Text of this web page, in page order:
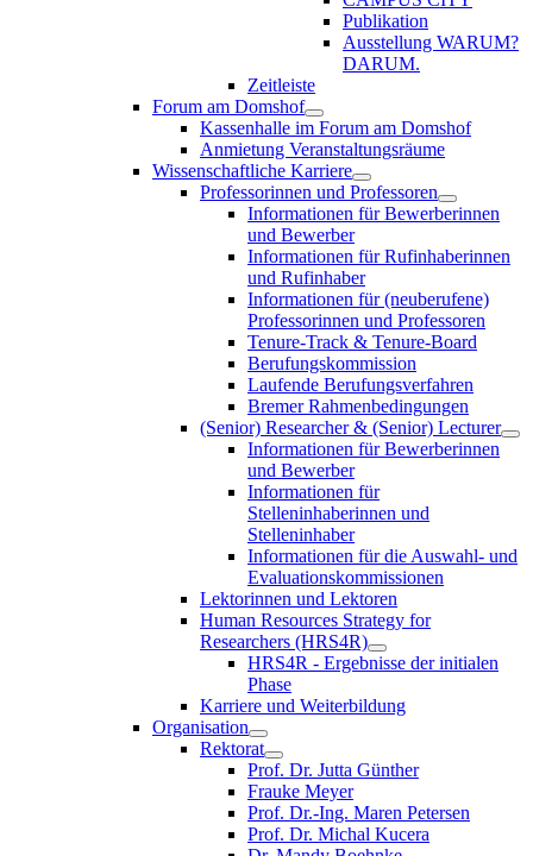
Publikation
Ausstellung WARUM?
DARUM.
Zeitleiste
Forum am Domshof
Kassenhalle im Forum am Domshof
Anmietung Veranstaltungsräume
Wissenschaftliche Karriere
Professorinnen und Professoren
Informationen für Bewerberinnen
und Bewerber
Informationen für Rufinhaberinnen
und Rufinhaber
Informationen für (neuberufene)
Professorinnen und Professoren
Tenure-Track & Tenure-Board
Berufungskommission
Laufende Berufungsverfahren
Bremer Rahmenbedingungen
(Senior) Researcher & (Senior) Lecturer
Informationen für Bewerberinnen
und Bewerber
Informationen für
Stelleninhaberinnen und
Stelleninhaber
Informationen für die Auswahl- und
Evaluationskommissionen
Lektorinnen und Lektoren
Human Resources Strategy for
Researchers (HRS4R)
HRS4R - Ergebnisse der initialen
Phase
Karriere und Weiterbildung
Organisation
Rektorat
Prof. Dr. Jutta Günther
Frauke Meyer
Prof. Dr.-Ing. Maren Petersen
Prof. Dr. Michal Kucera